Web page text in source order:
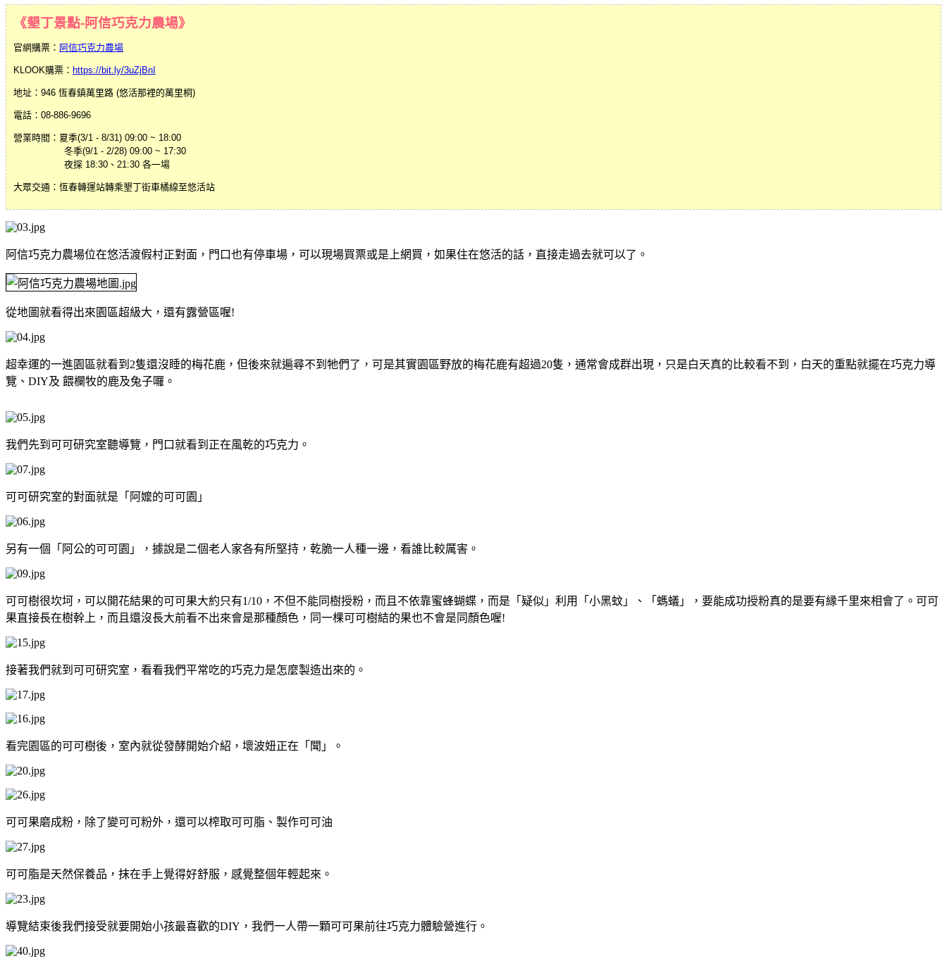
《墾丁景點-阿信巧克力農場》
官網購票： 阿信巧克力農場
KLOOK購票： https://bit.ly/3uZjBnI
地址：946 恆春鎮萬里路 (悠活那裡的萬里桐)
電話：08-886-9696
營業時間：夏季(3/1 - 8/31) 09:00 ~ 18:00
冬季(9/1 - 2/28) 09:00 ~ 17:30
夜探 18:30、21:30 各一場
大眾交通：恆春轉運站轉乘墾丁街車橘線至悠活站
阿信巧克力農場位在悠活渡假村正對面，門口也有停車場，可以現場買票或是上網買，如果住在悠活的話，直接走過去就可以了。
從地圖就看得出來園區超級大，還有露營區喔!
超幸運的一進園區就看到2隻還沒睡的梅花鹿，但後來就遍尋不到牠們了，可是其實園區野放的梅花鹿有超過20隻，通常會成群出現，只是白天真的比較看不到，白天的重點就擺在巧克力導
覽、DIY及 餵欄牧的鹿及兔子囉。
我們先到可可研究室聽導覽，門口就看到正在風乾的巧克力。
可可研究室的對面就是「阿嬤的可可園」
另有一個「阿公的可可園」，據說是二個老人家各有所堅持，乾脆一人種一邊，看誰比較厲害。
可可樹很坎坷，可以開花結果的可可果大約只有1/10，不但不能同樹授粉，而且不依靠蜜蜂蝴蝶，而是「疑似」利用「小黑蚊」、「螞蟻」，要能成功授粉真的是要有縁千里來相會了。可可
果直接長在樹幹上，而且還沒長大前看不出來會是那種顏色，同一棵可可樹結的果也不會是同顏色喔!
接著我們就到可可研究室，看看我們平常吃的巧克力是怎麼製造出來的。
看完園區的可可樹後，室內就從發酵開始介紹，壞波妞正在「聞」。
可可果磨成粉，除了變可可粉外，還可以榨取可可脂、製作可可油
可可脂是天然保養品，抹在手上覺得好舒服，感覺整個年輕起來。
導覽結束後我們接受就要開始小孩最喜歡的DIY，我們一人帶一顆可可果前往巧克力體驗營進行。